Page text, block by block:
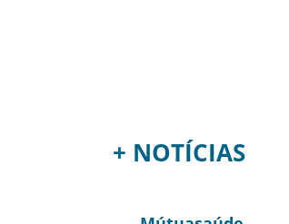
+ NOTÍCIAS